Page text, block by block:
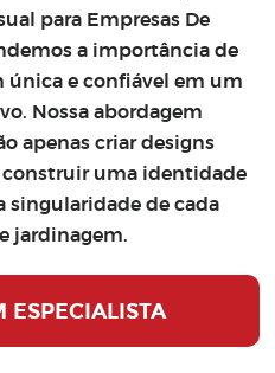
para Empresas De
a importância de
e confiável em um
Nossa abordagem
apenas criar designs
uma identidade
singularidade de cada
jardinagem.
ESPECIALISTA